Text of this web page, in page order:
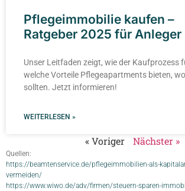
Pflegeimmobilie kaufen –
Ratgeber 2025 für Anleger
Unser Leitfaden zeigt, wie der Kaufprozess
welche Vorteile Pflegeapartments bieten,
sollten. Jetzt informieren!
WEITERLESEN »
« Voriger Nächster »
Quellen:
https://beamtenservice.de/pflegeimmobilien-als-
vermeiden/
https://www.wiwo.de/adv/firmen/steuern-sparen-